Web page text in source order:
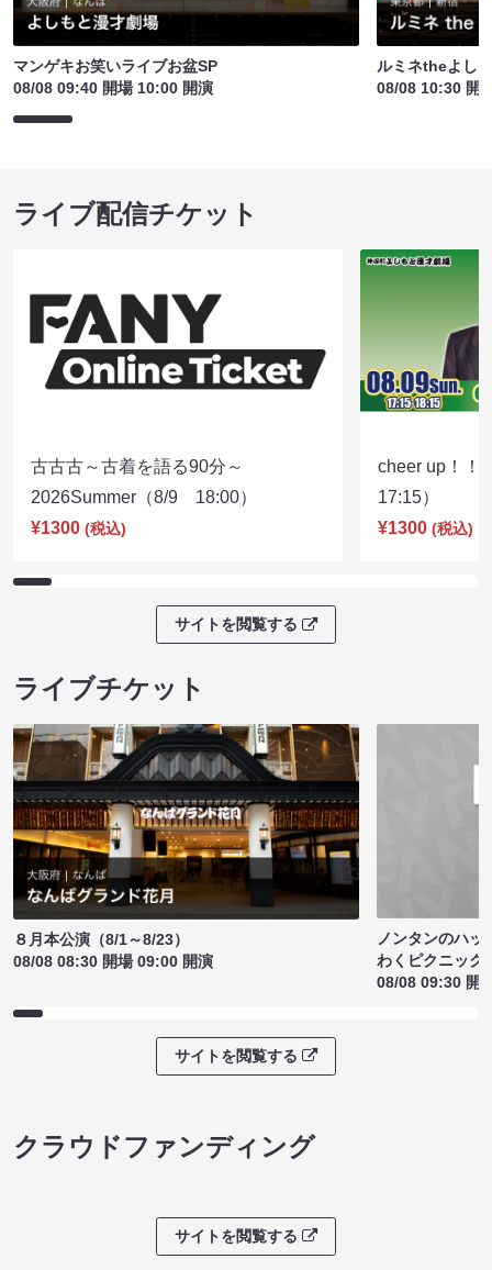
マンゲキお笑いライブお盆SP
08/08 09:40 開場 10:00 開演
ルミネtheよし
08/08 10:30 開
ライブ配信チケット
古古古～古着を語る90分～
2026Summer（8/9 18:00）
¥1300 (税込)
cheer up！
17:15）
¥1300 (税込)
サイトを閲覧する
ライブチケット
８月本公演（8/1～8/23）
08/08 08:30 開場 09:00 開演
ノンタンのハッ
わくピクニック
08/08 09:30 開
サイトを閲覧する
クラウドファンディング
サイトを閲覧する